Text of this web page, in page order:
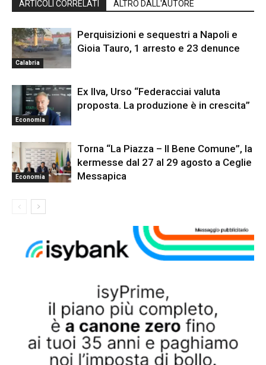
ARTICOLI CORRELATI ALTRO DALL'AUTORE
Calabria
Perquisizioni e sequestri a Napoli e
Gioia Tauro, 1 arresto e 23 denunce
Economia
Ex Ilva, Urso “Federacciai valuta
proposta. La produzione è in crescita”
Economia
Torna “La Piazza – Il Bene Comune”, la
kermesse dal 27 al 29 agosto a Ceglie
Messapica